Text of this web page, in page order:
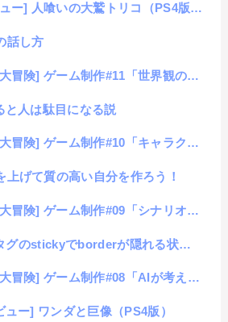
ー] 人喰いの大鷲トリコ（PS4版）
話し方
険] ゲーム制作#11「世界観の構築」
と人は駄目になる説
険] ゲーム制作#10「キャラクター考案」
上げて質の高い自分を作ろう！
険] ゲーム制作#09「シナリオ基礎編」
stickyでborderが隠れる状態の回避方法
ーム制作#08「AIが考えたゲームについての考案」
ュー] ワンダと巨像（PS4版）